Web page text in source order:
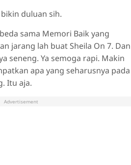
bikin duluan sih.
sama Memori Baik yang
jarang lah buat Sheila On 7. Dan
seneng. Ya semoga rapi. Makin
apa yang seharusnya pada
Itu aja.
Advertisement